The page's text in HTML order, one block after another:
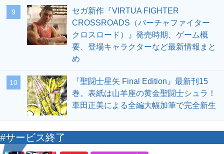
9
セガ新作『VIRTUA FIGHTER
CROSSROADS（バーチャファイター
クロスロード）』発売時期、ゲーム概
要、登場キャラクターなど最新情報まと
め
10
『聖闘士星矢 Final Edition』最新刊15
巻。表紙は山羊座の黄金聖闘士シュラ！
車田正美による全編大幅加筆で完全新生
#サービス終了